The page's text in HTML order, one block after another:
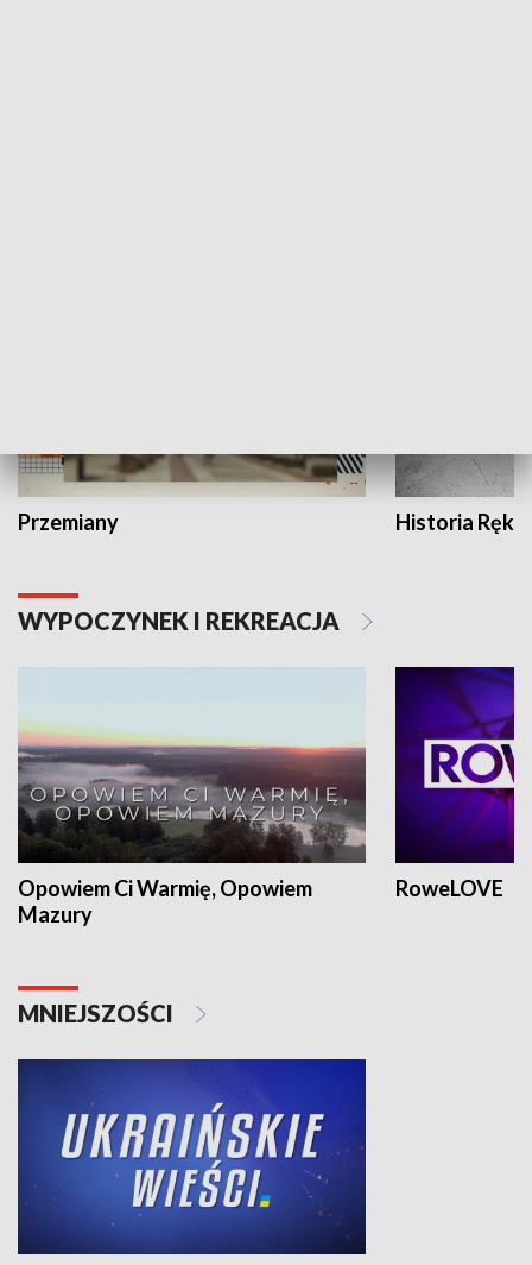
Przemiany Historia Ręką
WYPOCZYNEK I REKREACJA
Opowiem Ci Warmię, Opowiem
Mazury
RoweLOVE
MNIEJSZOŚCI